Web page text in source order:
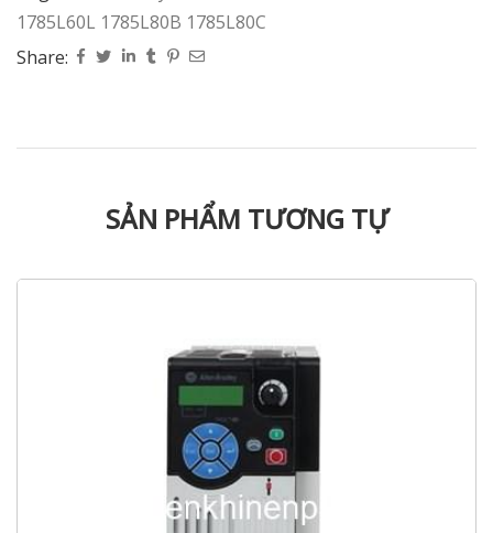
1785L60L 1785L80B 1785L80C
Share:
SẢN PHẨM TƯƠNG TỰ